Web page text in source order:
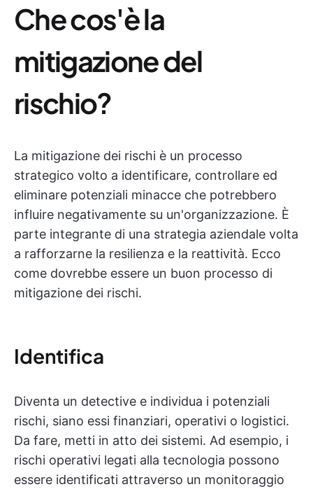
Che cos'è la
mitigazione del
rischio?
La mitigazione dei rischi è un processo
strategico volto a identificare, controllare ed
eliminare potenziali minacce che potrebbero
influire negativamente su un'organizzazione. È
parte integrante di una strategia aziendale volta
a rafforzarne la resilienza e la reattività. Ecco
come dovrebbe essere un buon processo di
mitigazione dei rischi.
Identifica
Diventa un detective e individua i potenziali
rischi, siano essi finanziari, operativi o logistici.
Da fare, metti in atto dei sistemi. Ad esempio, i
rischi operativi legati alla tecnologia possono
essere identificati attraverso un monitoraggio